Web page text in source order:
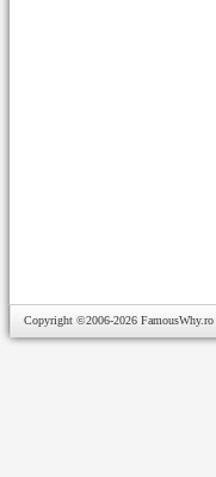
Copyright ©2006-2026 FamousWhy.ro